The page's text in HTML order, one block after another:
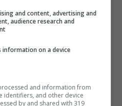
a posticipare il
essere deleterio
Ma il modo migliore
la tv nella
and content, advertising and
audience research and
information on a device
and information from
identifiers, and other device
by and shared with 319